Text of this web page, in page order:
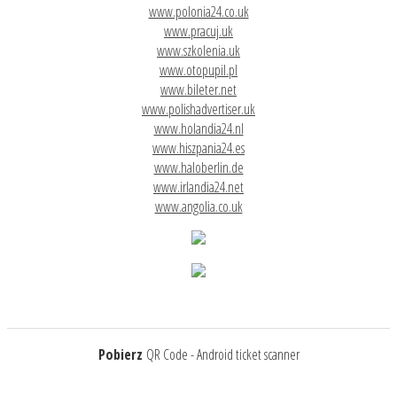
www.polonia24.co.uk
www.pracuj.uk
www.szkolenia.uk
www.otopupil.pl
www.bileter.net
www.polishadvertiser.uk
www.holandia24.nl
www.hiszpania24.es
www.haloberlin.de
www.irlandia24.net
www.angolia.co.uk
Pobierz QR Code - Android ticket scanner